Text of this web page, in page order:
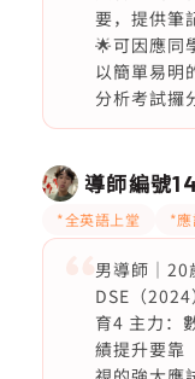
要，提供筆
🌟可因應同
以簡單易明
分析考試攞
導師編號
*全英語上堂 *應
男導師｜20
DSE（
育4 主力：
績提升要靠